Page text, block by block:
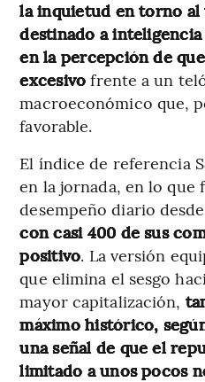
la inquietud en torno
destinado a
en la percepción de
excesivo frente a un
macroeconómico que,
favorable.
El índice de referencia
en la jornada, en lo que
desempeño diario
con casi 400 de sus
positivo. La versión
que elimina el sesgo
mayor capitalización,
máximo histórico,
una señal de que el
limitado a unos pocos